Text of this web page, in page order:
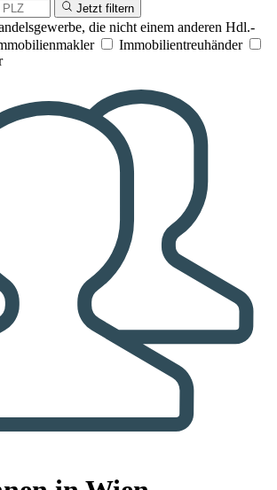
Jetzt filtern
die nicht einem anderen Hdl.-
Immobilientreuhänder